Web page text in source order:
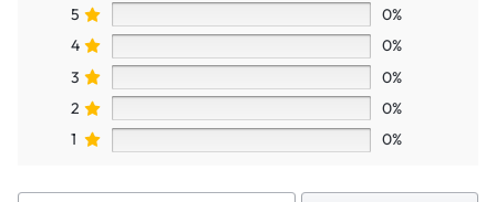
5
0%
4
0%
3
0%
2
0%
1
0%